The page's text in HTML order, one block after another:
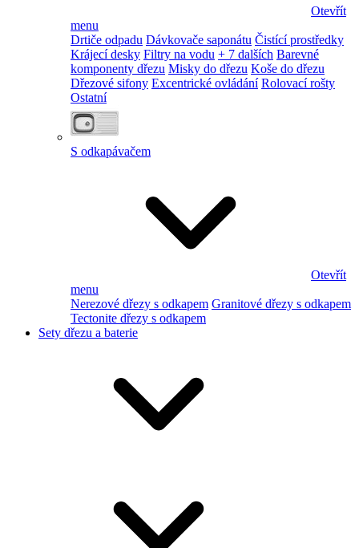
Otevřít
menu
Drtiče odpadu Dávkovače saponátu Čistící prostředky
Krájecí desky Filtry na vodu + 7 dalších Barevné
komponenty dřezu Misky do dřezu Koše do dřezu
Dřezové sifony Excentrické ovládání Rolovací rošty
Ostatní
S odkapávačem
Otevřít
menu
Nerezové dřezy s odkapem Granitové dřezy s odkapem
Tectonite dřezy s odkapem
Sety dřezu a baterie